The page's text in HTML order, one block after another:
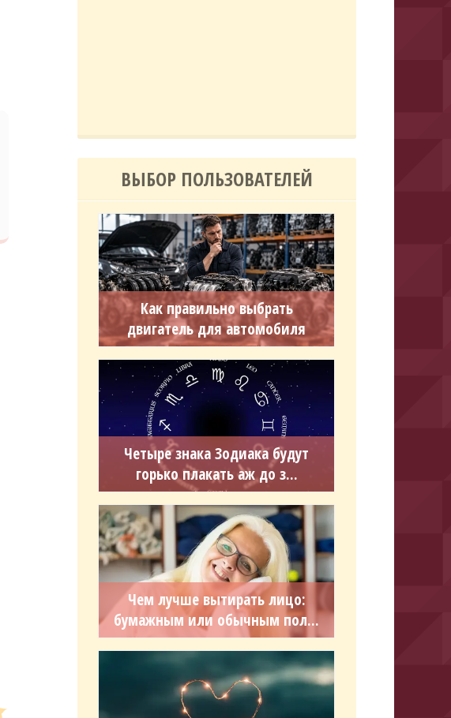
ВЫБОР ПОЛЬЗОВАТЕЛЕЙ
Как правильно выбрать
двигатель для автомобиля
Четыре знака Зодиака будут
горько плакать аж до з...
Чем лучше вытирать лицо:
бумажным или обычным пол...